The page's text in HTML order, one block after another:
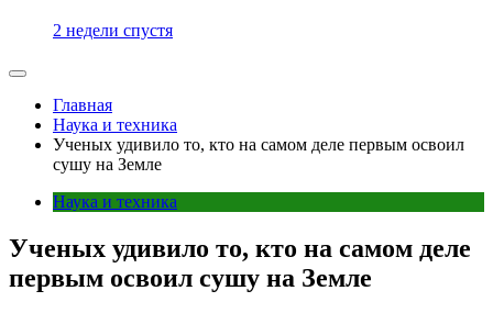
2 недели спустя
Главная
Наука и техника
Ученых удивило то, кто на самом деле первым освоил
сушу на Земле
Наука и техника
Ученых удивило то, кто на самом деле
первым освоил сушу на Земле